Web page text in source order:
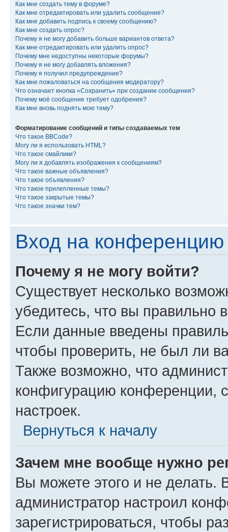
Как мне создать тему в форуме?
Как мне отредактировать или удалить сообщение?
Как мне добавить подпись к своему сообщению?
Как мне создать опрос?
Почему я не могу добавить больше вариантов ответа?
Как мне отредактировать или удалить опрос?
Почему мне недоступны некоторые форумы?
Почему я не могу добавлять вложения?
Почему я получил предупреждение?
Как мне пожаловаться на сообщения модератору?
Что означает кнопка «Сохранить» при создании сообщения?
Почему моё сообщение требует одобрения?
Как мне вновь поднять мою тему?
Форматирование сообщений и типы создаваемых тем
Что такое BBCode?
Могу ли я использовать HTML?
Что такое смайлики?
Могу ли я добавлять изображения к сообщениям?
Что такое важные объявления?
Что такое объявления?
Что такое прилепленные темы?
Что такое закрытые темы?
Что такое значки тем?
Вход на конференцию
Почему я не могу войти?
Существует несколько
убедитесь, что вы правильно
Если данные введены
чтобы проверить, не был ли
Также возможно, что
конфигурацию конференции,
настроек.
Вернуться к началу
Зачем мне вообще нужно
Вы можете этого и не делать.
администратор настроил
зарегистрироваться, чтобы